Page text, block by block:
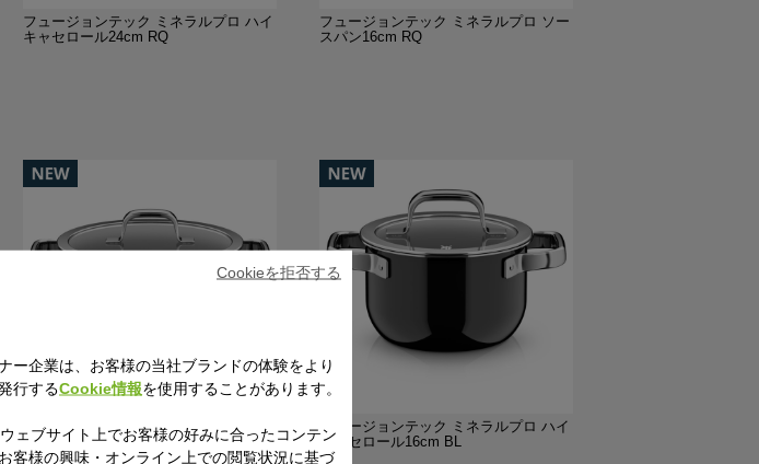
フュージョンテック ミネラルプロ ハイ
キャセロール24cm RQ
フュージョンテック ミネラルプロ ソー
スパン16cm RQ
フュージョンテック ミネラルプロ ロー
キャセロール24cm BL
フュージョンテック ミネラルプロ ハイ
キャセロール16cm BL
ー企業は、お客様の当社ブランドの体験をより
行するCookie情報を使用することがあります。
ェブサイト上でお客様の好みに合ったコンテン
客様の興味・オンライン上での閲覧状況に基づ
Cookieを拒否する